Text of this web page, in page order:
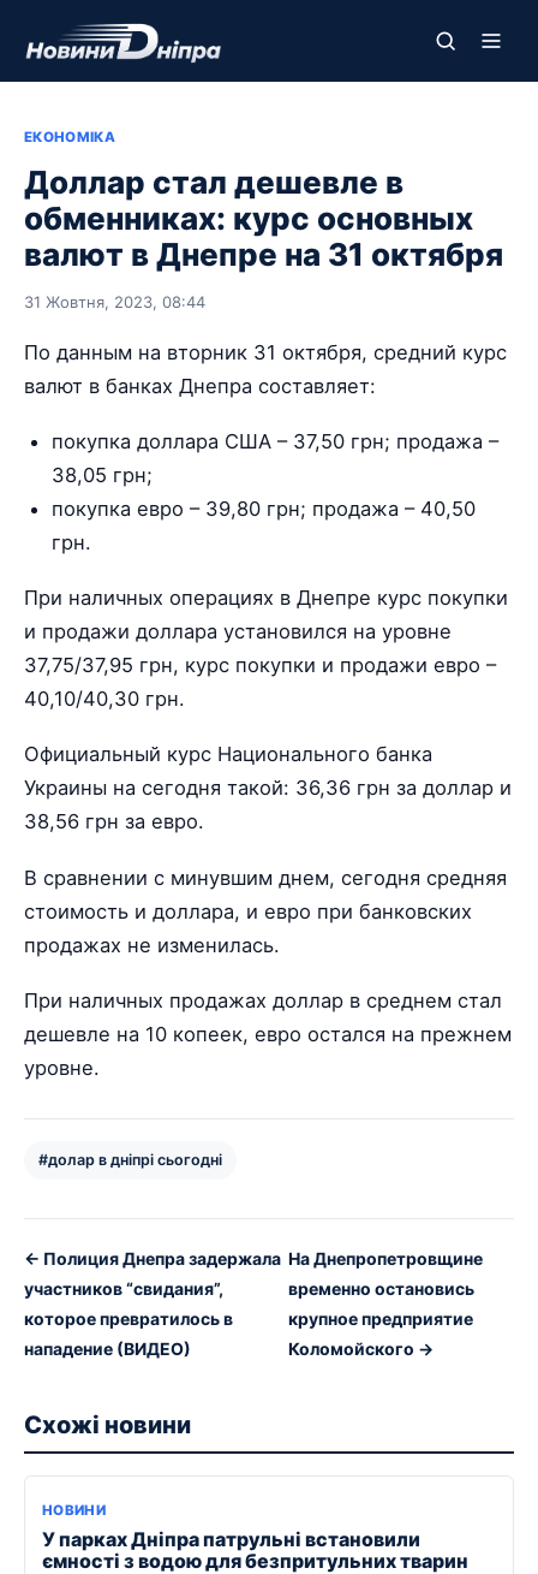
ЕКОНОМІКА
Доллар стал дешевле в
обменниках: курс основных
валют в Днепре на 31 октября
31 Жовтня, 2023, 08:44
По данным на вторник 31 октября, средний курс
валют в банках Днепра составляет:
покупка доллара США – 37,50 грн; продажа –
38,05 грн;
покупка евро – 39,80 грн; продажа – 40,50
грн.
При наличных операциях в Днепре курс покупки
и продажи доллара установился на уровне
37,75/37,95 грн, курс покупки и продажи евро –
40,10/40,30 грн.
Официальный курс Национального банка
Украины на сегодня такой: 36,36 грн за доллар и
38,56 грн за евро.
В сравнении с минувшим днем, сегодня средняя
стоимость и доллара, и евро при банковских
продажах не изменилась.
При наличных продажах доллар в среднем стал
дешевле на 10 копеек, евро остался на прежнем
уровне.
#долар в дніпрі сьогодні
← Полиция Днепра задержала
участников “свидания”,
которое превратилось в
нападение (ВИДЕО)
На Днепропетровщине
временно остановись
крупное предприятие
Коломойского →
Схожі новини
НОВИНИ
У парках Дніпра патрульні встановили
ємності з водою для безпритульних тварин